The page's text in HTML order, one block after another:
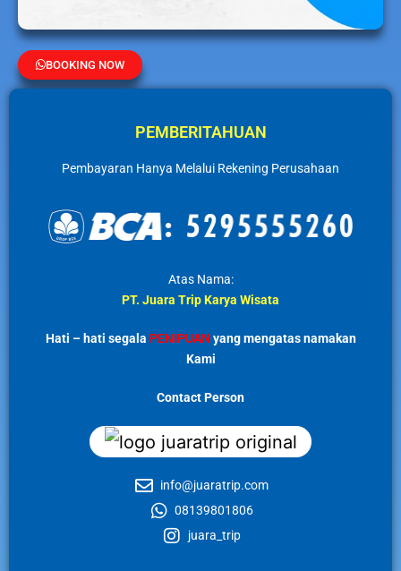
BOOKING NOW
PEMBERITAHUAN
Pembayaran Hanya Melalui Rekening Perusahaan
Atas Nama:
PT. Juara Trip Karya Wisata
Hati – hati segala PENIPUAN yang mengatas namakan
Kami
Contact Person
info@juaratrip.com
08139801806
juara_trip